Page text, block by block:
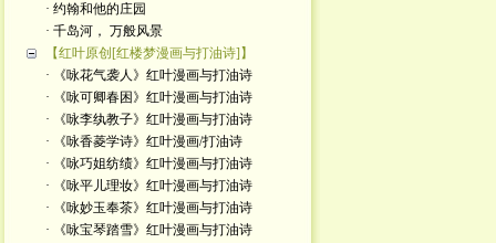
· 约翰和他的庄园
· 千岛河， 万般风景
【红叶原创[红楼梦漫画与打油诗]】
· 《咏花气袭人》红叶漫画与打油诗
· 《咏可卿春困》红叶漫画与打油诗
· 《咏李纨教子》红叶漫画与打油诗
· 《咏香菱学诗》红叶漫画/打油诗
· 《咏巧姐纺绩》红叶漫画与打油诗
· 《咏平儿理妆》红叶漫画与打油诗
· 《咏妙玉奉茶》红叶漫画与打油诗
· 《咏宝琴踏雪》红叶漫画与打油诗